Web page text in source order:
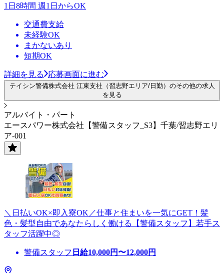
1日8時間 週1日からOK
交通費支給
未経験OK
まかないあり
短期OK
詳細を見る 応募画面に進む
テイシン警備株式会社 江東支社（習志野エリア/日勤）のその他の求人
を見る
アルバイト・パート
エースパワー株式会社【警備スタッフ_S3】千葉/習志野エリ
ア-001
＼日払いOK×即入寮OK／仕事と住まいを一気にGET！髪
色・髪型自由であなたらしく働ける【警備スタッフ】若手ス
タッフ活躍中◎
警備スタッフ 日給10,000円〜12,000円